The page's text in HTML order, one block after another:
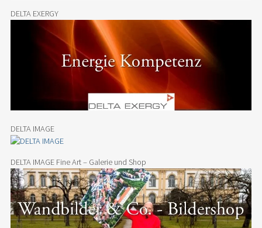
DELTA EXERGY
DELTA IMAGE
DELTA IMAGE Fine Art – Galerie und Shop